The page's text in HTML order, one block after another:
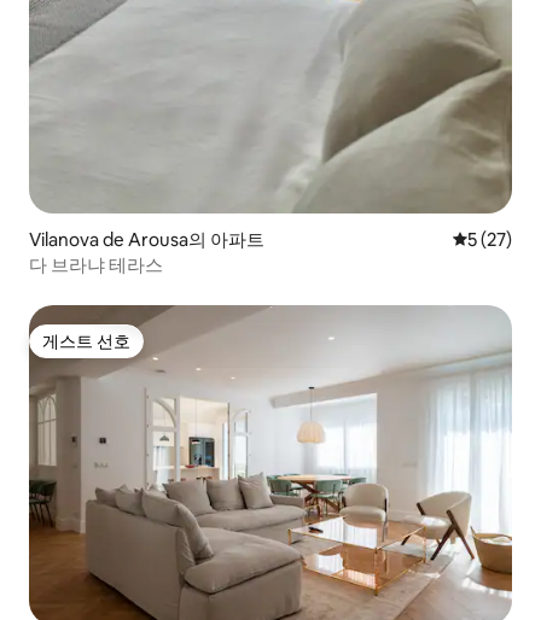
Vilanova de Arousa의 아파트 평점 5점
5 (27)
다 브라냐 테라스
게스트 선호
게스트 선호